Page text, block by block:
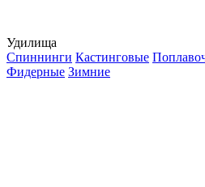
Удилища
Спиннинги Кастинговые
Фидерные Зимние